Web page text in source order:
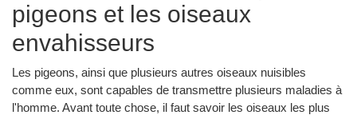
pigeons et les oiseaux
envahisseurs
Les pigeons, ainsi que plusieurs autres oiseaux nuisibles
comme eux, sont capables de transmettre plusieurs maladies à
l'homme. Avant toute chose, il faut savoir les oiseaux les plus